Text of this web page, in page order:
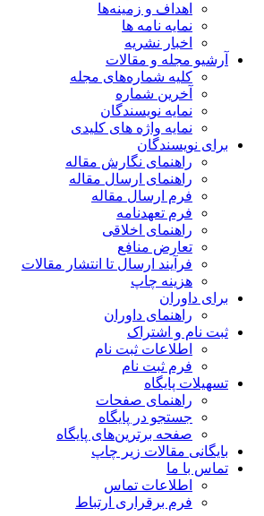
اهداف و زمینه‌ها
نمایه نامه ها
اخبار نشریه
آرشیو مجله و مقالات
کلیه شماره‌های مجله
آخرین شماره
نمایه نویسندگان
نمایه واژه های کلیدی
برای نویسندگان
راهنمای نگارش مقاله
راهنمای ارسال مقاله
فرم ارسال مقاله
فرم تعهدنامه
راهنمای اخلاقی
تعارض منافع
فرآیند ارسال تا انتشار مقالات
هزینه چاپ
برای داوران
راهنمای داوران
ثبت نام و اشتراک
اطلاعات ثبت نام
فرم ثبت نام
تسهیلات پایگاه
راهنمای صفحات
جستجو در پایگاه
صفحه برترین‌های پایگاه
بایگانی مقالات زیر چاپ
تماس با ما
اطلاعات تماس
فرم برقراری ارتباط